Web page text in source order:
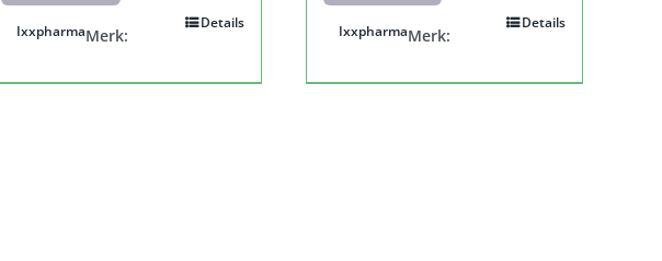
Details
Merk:
Ixxpharma
Details
Merk:
Ixxpharma